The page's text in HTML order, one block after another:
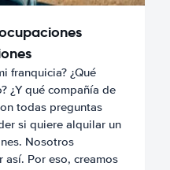
franquicia? ¿Qué
¿Y qué compañía de
todas preguntas
si quiere alquilar un
Nosotros
así. Por eso, creamos